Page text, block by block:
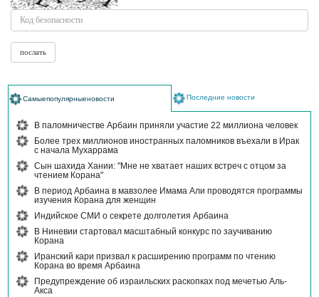
Самыепопулярныеновости Последние новости
В паломничестве Арбаин приняли участие 22 миллиона человек
Более трех миллионов иностранных паломников въехали в Ирак
с начала Мухаррама
Сын шахида Хании: "Мне не хватает наших встреч с отцом за
чтением Корана"
В период Арбаина в мавзолее Имама Али проводятся программы
изучения Корана для женщин
Индийское СМИ о секрете долголетия Арбаина
В Ниневии стартовал масштабный конкурс по заучиванию
Корана
Иранский кари призвал к расширению программ по чтению
Корана во время Арбаина
Предупреждение об израильских раскопках под мечетью Аль-
Акса